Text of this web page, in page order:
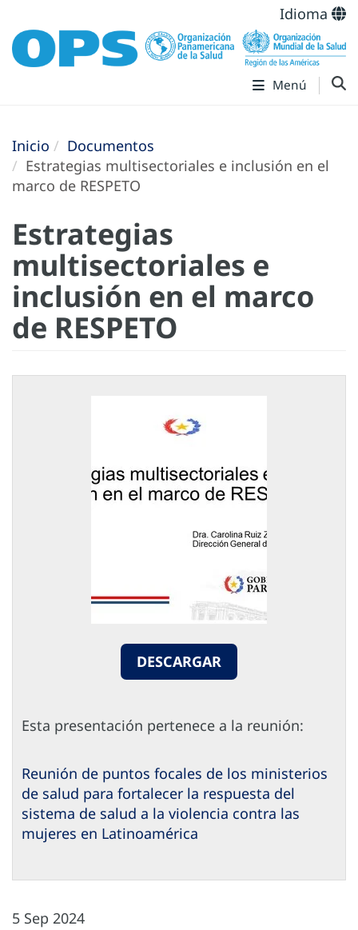
Idioma
Menú
Inicio
Documentos
Estrategias multisectoriales e inclusión en el
marco de RESPETO
Estrategias
multisectoriales e
inclusión en el marco
de RESPETO
DESCARGAR
Esta presentación pertenece a la reunión:
Reunión de puntos focales de los ministerios
de salud para fortalecer la respuesta del
sistema de salud a la violencia contra las
mujeres en Latinoamérica
5 Sep 2024